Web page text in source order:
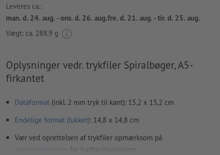
Leveres ca.:
man. d. 24. aug. - ons. d. 26. aug.fre. d. 21. aug. - tir. d. 25. aug.
Vægt: ca. 288,9 g
Oplysninger vedr. trykfiler Spiralbøger, A5-
firkantet
Dataformat (inkl. 2 mm tryk til kant): 15,2 x 15,2 cm
Endelige format (lukket): 14,8 x 14,8 cm
Vær ved oprettelsen af trykfiler opmærksom på
særegenhederne
for hæfter/magasiner: